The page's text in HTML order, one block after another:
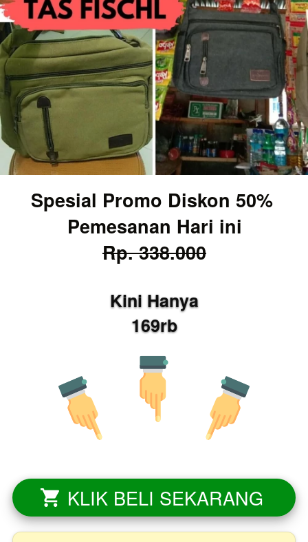
Spesial Promo Diskon 50%
Pemesanan Hari ini
Rp. 338.000
Kini Hanya
169rb
` KLIK BELI SEKARANG